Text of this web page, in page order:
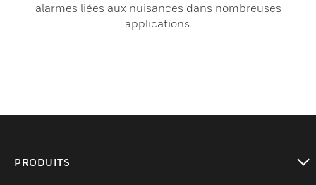
alarmes liées aux nuisances dans nombreuses
applications.
PRODUITS